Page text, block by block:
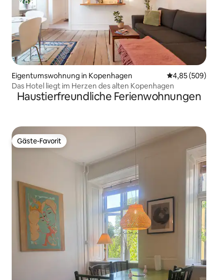
Eigentumswohnung in Kopenhagen
4,85 (509)
Das Hotel liegt im Herzen des alten Kopenhagen
Haustierfreundliche Ferienwohnungen
Gäste-Favorit
Gäste-Favorit